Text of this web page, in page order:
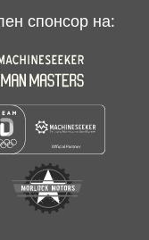
спонсор на: